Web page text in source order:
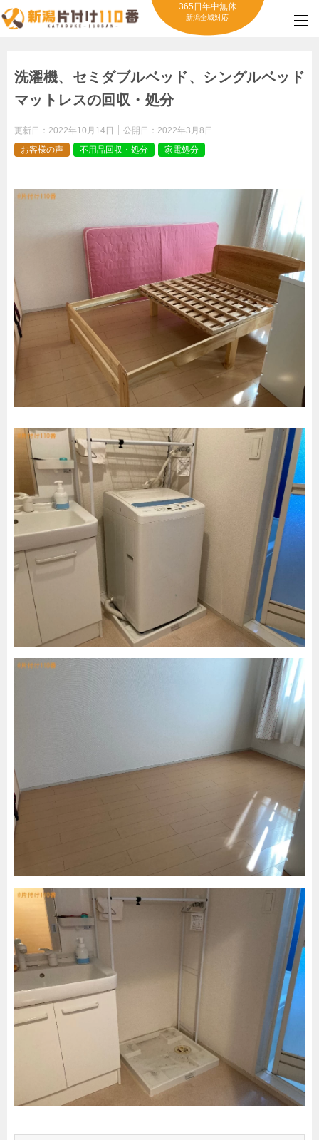
365日年中無休
新潟全域対応
洗濯機、セミダブルベッド、シングルベッド
マットレスの回収・処分
更新日： 2022年10月14日 公開日： 2022年3月8日
お客様の声
不用品回収・処分 家電処分